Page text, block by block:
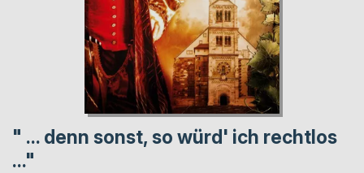
" ... denn sonst, so würd' ich rechtlos
..."